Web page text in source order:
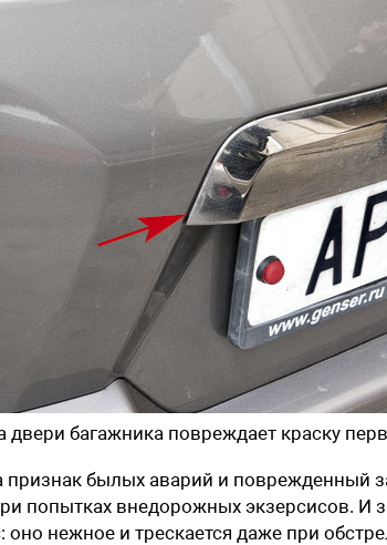
двери багажника повреждает краску
признак былых аварий и поврежденный
попытках внедорожных экзерсисов. И
нежное и трескается даже при